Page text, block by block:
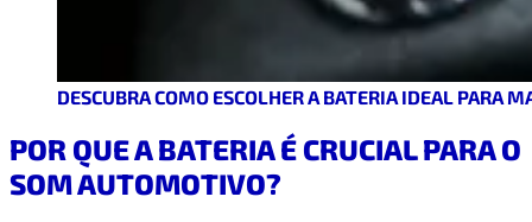
DESCUBRA COMO ESCOLHER A BATERIA IDEAL PARA
POR QUE A BATERIA É CRUCIAL PARA O
SOM AUTOMOTIVO?